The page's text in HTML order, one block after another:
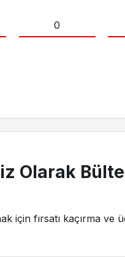
0
Olarak
için fırsatı kaçırma ve